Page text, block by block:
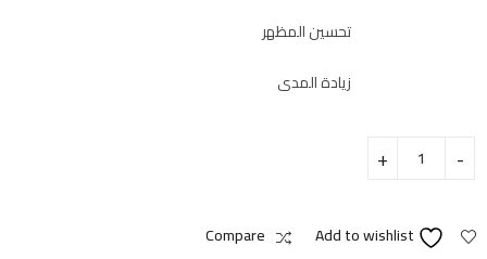
تحسين المظهر
زيادة المدى
Add to wishlist
Compare